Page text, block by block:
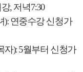
,저녁7:30
):연중수강 신청가
자): 5월부터 신청가